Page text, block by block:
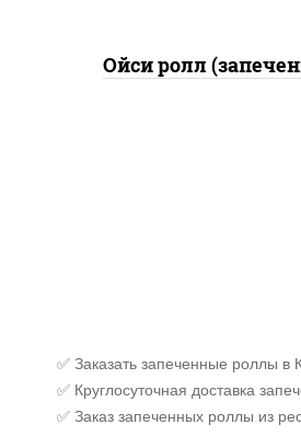
Ойси ролл
✅ Заказать запеченные роллы в
✅ Круглосуточная доставка
✅ Заказ запеченных роллы из